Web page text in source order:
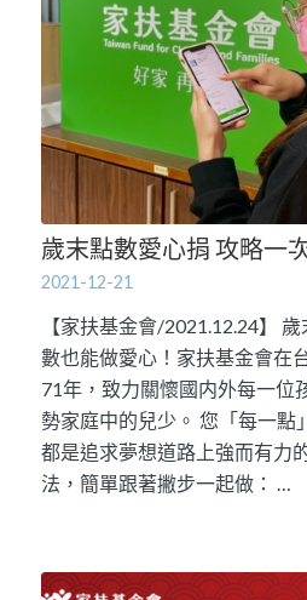
歲末點數愛心捐 攻略一
2021-12-21
【家扶基金會/2021.12.24】
數也能做愛心！家扶基金會在
71年，致力關懷國内外每一位
勢家庭中的兒少。 您「每一點
都是追求夢想道路上強而有力
法，簡單跟著撇步一起做： …